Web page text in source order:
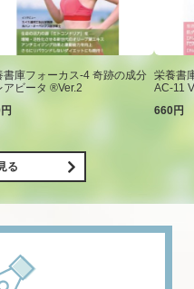
書庫フォーカス-4 奇跡の成分
アビータ ®Ver.2
栄養書
AC-11
660円
る